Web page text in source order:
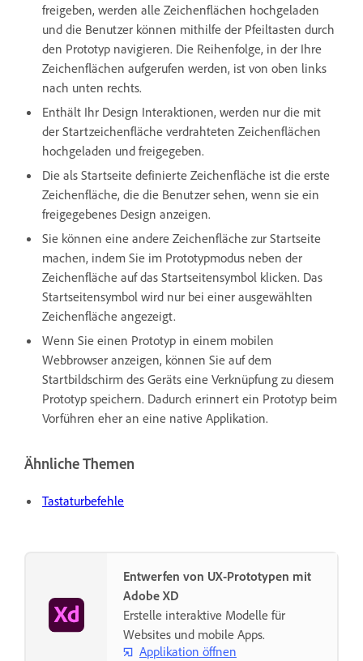
freigeben, werden alle Zeichenflächen hochgeladen
und die Benutzer können mithilfe der Pfeiltasten durch
den Prototyp navigieren. Die Reihenfolge, in der Ihre
Zeichenflächen aufgerufen werden, ist von oben links
nach unten rechts.
Enthält Ihr Design Interaktionen, werden nur die mit
der Startzeichenfläche verdrahteten Zeichenflächen
hochgeladen und freigegeben.
Die als Startseite definierte Zeichenfläche ist die erste
Zeichenfläche, die die Benutzer sehen, wenn sie ein
freigegebenes Design anzeigen.
Sie können eine andere Zeichenfläche zur Startseite
machen, indem Sie im Prototypmodus neben der
Zeichenfläche auf das Startseitensymbol klicken. Das
Startseitensymbol wird nur bei einer ausgewählten
Zeichenfläche angezeigt.
Wenn Sie einen Prototyp in einem mobilen
Webbrowser anzeigen, können Sie auf dem
Startbildschirm des Geräts eine Verknüpfung zu diesem
Prototyp speichern. Dadurch erinnert ein Prototyp beim
Vorführen eher an eine native Applikation.
Ähnliche Themen
Tastaturbefehle
Entwerfen von UX-Prototypen mit
Adobe XD
Erstelle interaktive Modelle für
Websites und mobile Apps.
Applikation öffnen